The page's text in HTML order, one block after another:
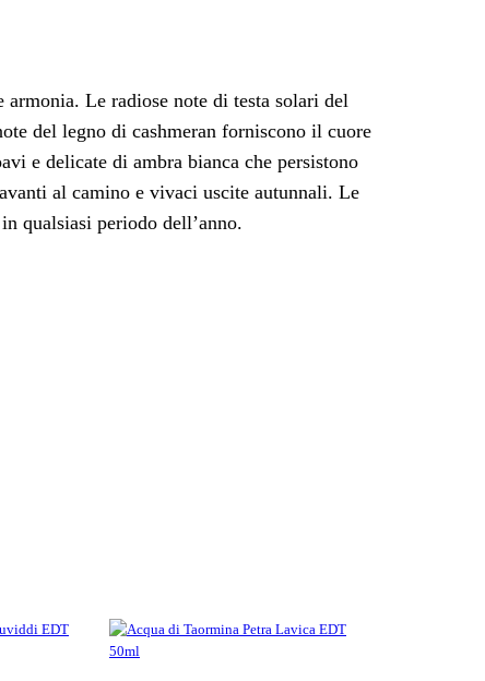
Le radiose note di testa solari del
del legno di cashmeran forniscono il cuore
e delicate di ambra bianca che persistono
al camino e vivaci uscite autunnali. Le
qualsiasi periodo dell’anno.